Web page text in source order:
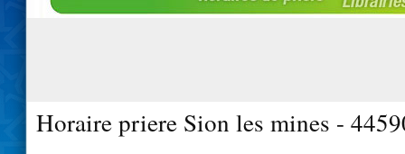
Horaire priere Sion les mines -